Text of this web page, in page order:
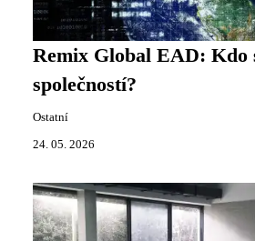
Remix Global EAD: Kdo
společností?
Ostatní
24. 05. 2026